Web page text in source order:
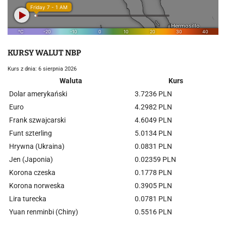
KURSY WALUT NBP
Kurs z dnia: 6 sierpnia 2026
Waluta
Kurs
Dolar amerykański
3.7236 PLN
Euro
4.2982 PLN
Frank szwajcarski
4.6049 PLN
Funt szterling
5.0134 PLN
Hrywna (Ukraina)
0.0831 PLN
Jen (Japonia)
0.02359 PLN
Korona czeska
0.1778 PLN
Korona norweska
0.3905 PLN
Lira turecka
0.0781 PLN
Yuan renminbi (Chiny)
0.5516 PLN